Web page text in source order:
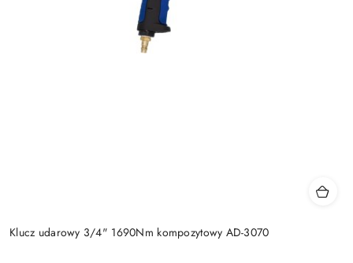
Klucz udarowy 3/4" 1690Nm kompozytowy AD-3070